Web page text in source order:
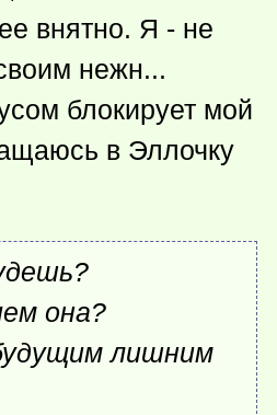
внятно. Я - не
нежн...
блокирует мой
в Эллочку
она?
лишним